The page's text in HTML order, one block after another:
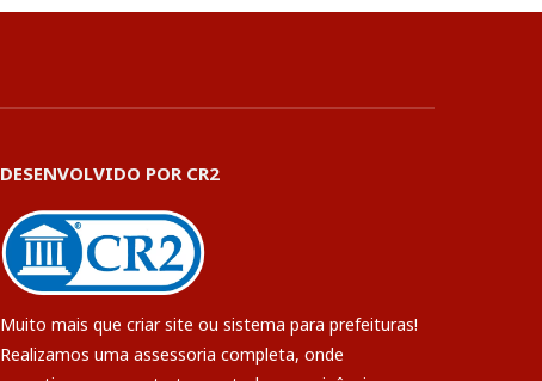
DESENVOLVIDO POR CR2
Muito mais que criar site ou sistema para prefeituras!
Realizamos uma assessoria completa, onde